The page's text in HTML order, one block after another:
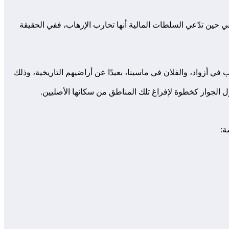
تدّعي السلطات المالية أنها تحارب الإرهاب، ففي الحقيقة
أزواد، والفلان في ماسينا، بعيدًا عن أراضيهم التاريخية، وذلك
الجوار كخطوة لإفراغ تلك المناطق من سكانها الأصليين.